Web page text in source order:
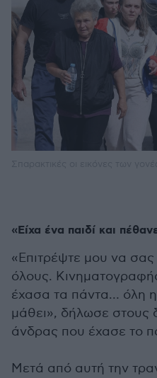
«Είχα ένα παιδί και
«Επιτρέψτε μου να
όλους.
έχασα τα πάντα… όλη
μάθει», δήλωσε στους
άνδρας που έχασε το
Μετά από αυτή την